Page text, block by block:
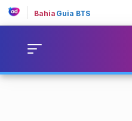
Bahia Guia BTS